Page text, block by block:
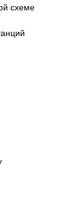
схеме